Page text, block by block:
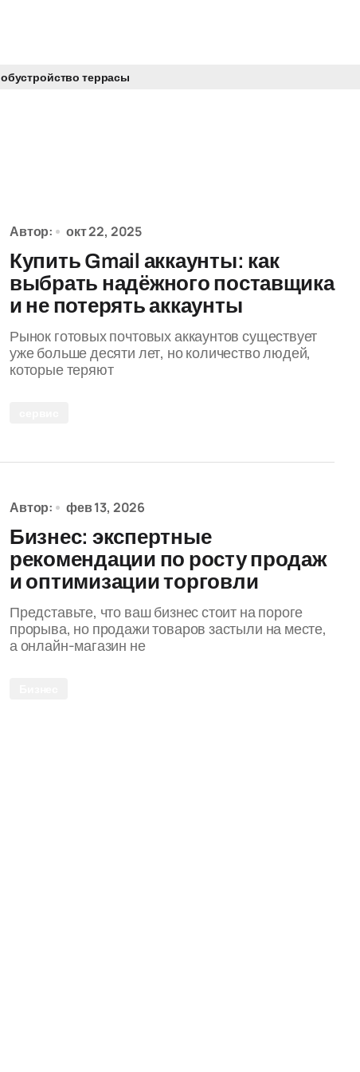
обустройство террасы
Автор: окт 22, 2025
Купить Gmail аккаунты: как
выбрать надёжного поставщика
и не потерять аккаунты
Рынок готовых почтовых аккаунтов существует
уже больше десяти лет, но количество людей,
которые теряют
Автор: фев 13, 2026
Бизнес: экспертные
рекомендации по росту продаж
и оптимизации торговли
Представьте, что ваш бизнес стоит на пороге
прорыва, но продажи товаров застыли на месте,
а онлайн-магазин не